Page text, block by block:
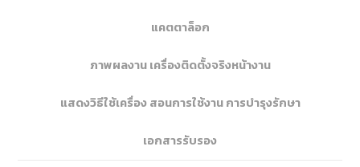
แคตตาล็อก
ภาพผลงาน เครื่องติดตั้งจริงหน้างาน
แสดงวิธีใช้เครื่อง สอนการใช้งาน การบำรุงรักษา
เอกสารรับรอง